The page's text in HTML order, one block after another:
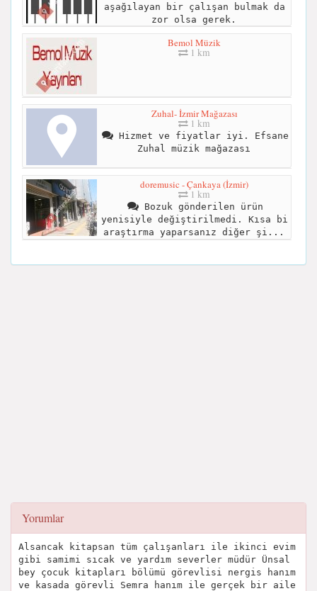
aşağılayan bir çalışan bulmak da
zor olsa gerek.
Bemol Müzik
1 km
Zuhal- İzmir Mağazası
1 km
Hizmet ve fiyatlar iyi. Efsane
Zuhal müzik mağazası
doremusic - Çankaya (İzmir)
1 km
Bozuk gönderilen ürün
yenisiyle değiştirilmedi. Kısa bi
araştırma yaparsanız diğer şi...
Yorumlar
Alsancak kitapsan tüm çalışanları ile ikinci evim
gibi samimi sıcak ve yardım severler müdür Ünsal
bey çocuk kitapları bölümü görevlisi nergis hanım
ve kasada görevli Semra hanım ile gerçek bir aile